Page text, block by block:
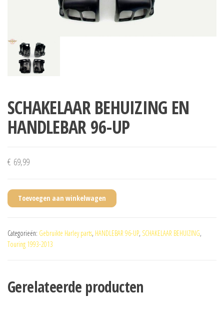
SCHAKELAAR BEHUIZING EN
HANDLEBAR 96-UP
€ 69,99
Toevoegen aan winkelwagen
Categorieën: Gebruikte Harley parts, HANDLEBAR 96-UP, SCHAKELAAR BEHUIZING,
Touring 1993-2013
Gerelateerde producten